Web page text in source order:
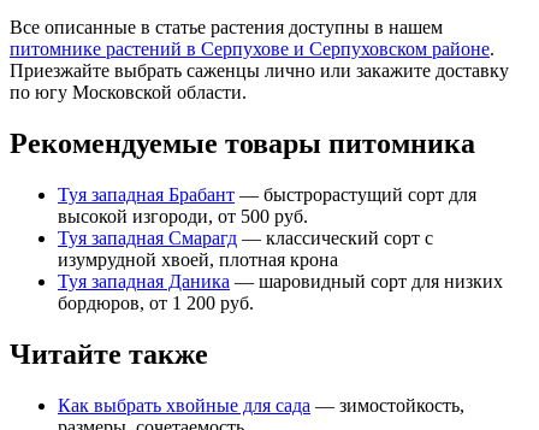
Все описанные в статье растения доступны в нашем
питомнике растений в Серпухове и Серпуховском районе.
Приезжайте выбрать саженцы лично или закажите доставку
по югу Московской области.
Рекомендуемые товары питомника
Туя западная Брабант — быстрорастущий сорт для
высокой изгороди, от 500 руб.
Туя западная Смарагд — классический сорт с
изумрудной хвоей, плотная крона
Туя западная Даника — шаровидный сорт для низких
бордюров, от 1 200 руб.
Читайте также
Как выбрать хвойные для сада — зимостойкость,